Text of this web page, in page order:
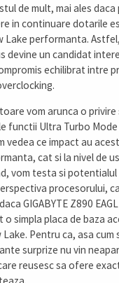
de mult, mai ales daca
in continuare dotarile
performanta. Astfel,
devine un candidat
echilibrat intre
vom arunca o privire
functii Ultra Turbo
vedea ce impact au
cat si la nivel de
vom testa si
procesorului,
GIGABYTE Z890
o simpla placa de baza
Pentru ca, asa cum
surprize nu vin
reusesc sa ofere